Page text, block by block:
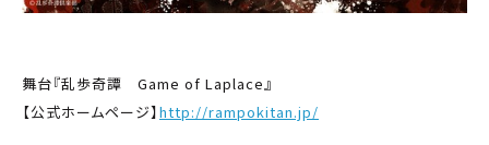
舞台『乱歩奇譚 Game of Laplace』
【公式ホームページ】http://rampokitan.jp/